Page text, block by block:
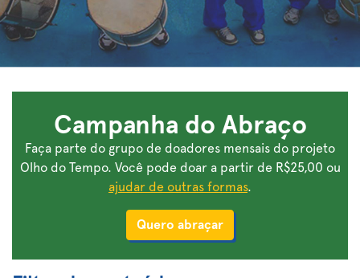
Campanha do Abraço
Faça parte do grupo de doadores mensais do projeto
Olho do Tempo. Você pode doar a partir de R$25,00 ou
ajudar de outras formas.
Quero abraçar